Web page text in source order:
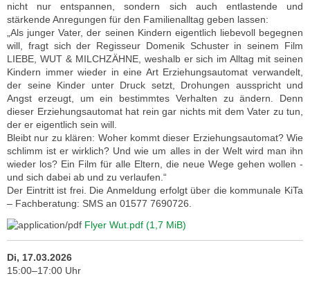
nicht nur entspannen, sondern sich auch entlastende und
stärkende Anregungen für den Familienalltag geben lassen:
„Als junger Vater, der seinen Kindern eigentlich liebevoll begegnen
will, fragt sich der Regisseur Domenik Schuster in seinem Film
LIEBE, WUT & MILCHZÄHNE, weshalb er sich im Alltag mit seinen
Kindern immer wieder in eine Art Erziehungsautomat verwandelt,
der seine Kinder unter Druck setzt, Drohungen ausspricht und
Angst erzeugt, um ein bestimmtes Verhalten zu ändern. Denn
dieser Erziehungsautomat hat rein gar nichts mit dem Vater zu tun,
der er eigentlich sein will.
Bleibt nur zu klären: Woher kommt dieser Erziehungsautomat? Wie
schlimm ist er wirklich? Und wie um alles in der Welt wird man ihn
wieder los? Ein Film für alle Eltern, die neue Wege gehen wollen -
und sich dabei ab und zu verlaufen.“
Der Eintritt ist frei. Die Anmeldung erfolgt über die kommunale KiTa
– Fachberatung: SMS an 01577 7690726.
Flyer Wut.pdf (1,7 MiB)
Di, 17.03.2026
15:00–17:00 Uhr